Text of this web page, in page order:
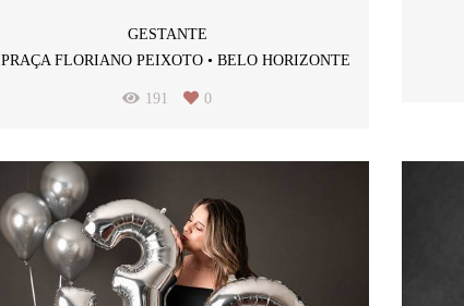
GESTANTE
PRAÇA FLORIANO PEIXOTO • BELO HORIZONTE
191 0